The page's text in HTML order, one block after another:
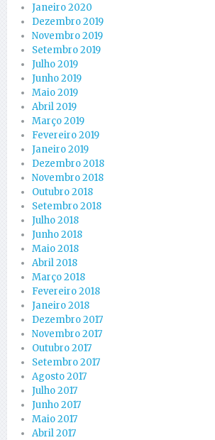
Janeiro 2020
Dezembro 2019
Novembro 2019
Setembro 2019
Julho 2019
Junho 2019
Maio 2019
Abril 2019
Março 2019
Fevereiro 2019
Janeiro 2019
Dezembro 2018
Novembro 2018
Outubro 2018
Setembro 2018
Julho 2018
Junho 2018
Maio 2018
Abril 2018
Março 2018
Fevereiro 2018
Janeiro 2018
Dezembro 2017
Novembro 2017
Outubro 2017
Setembro 2017
Agosto 2017
Julho 2017
Junho 2017
Maio 2017
Abril 2017